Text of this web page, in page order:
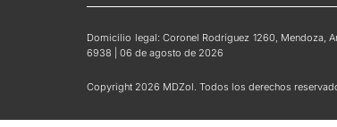
Domicilio legal: Coronel Rodríguez 1260, Mendoza,
6938 | 06 de agosto de 2026
Copyright 2026 MDZol. Todos los derechos